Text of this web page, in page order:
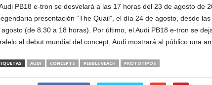
PB18 e-tron se desvelará a las 17 horas del 23 de agosto
presentación “The Quail”, el día 24 de agosto, desde
agosto (de 8.30 a 18 horas). Por último, el Audi PB18 e-tron se
al debut mundial del concept, Audi mostrará al público una
AUDI CONCEPTS PEBBLE VEACH PROTOTIPOS